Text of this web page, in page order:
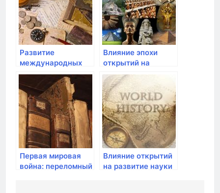
Развитие
международных
организаций и их
роль в
современных
эпохах
Влияние эпохи
открытий на
развитие торговли
и экономики
Первая мировая
война: переломный
Влияние открытий
на развитие науки